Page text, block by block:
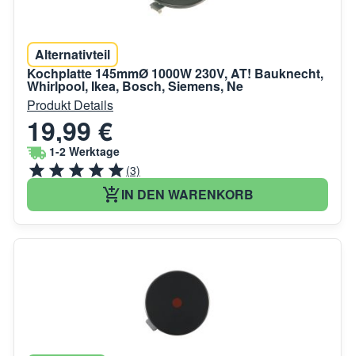
Alternativteil
Kochplatte 145mmØ 1000W 230V, AT! Bauknecht,
Whirlpool, Ikea, Bosch, Siemens, Ne
Produkt Details
19,99 €
1-2 Werktage
(3)
IN DEN WARENKORB